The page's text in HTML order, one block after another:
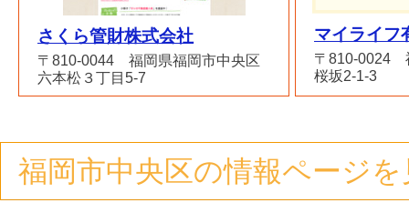
さくら管財株式会社
〒810-0044 福岡県福岡市中央区
六本松３丁目5-7
マイライフ
〒810-0024
桜坂2-1-3
福岡市中央区の情報ページ